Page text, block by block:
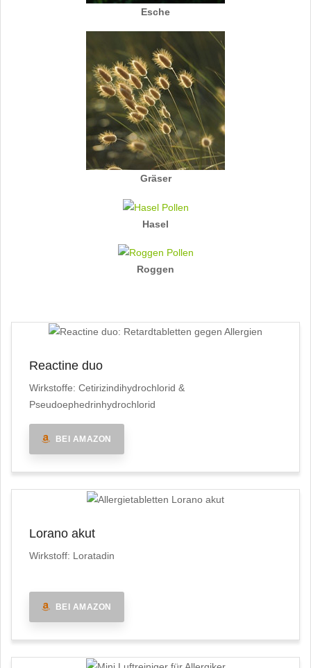
Esche
Gräser
Hasel
Roggen
Reactine duo
Wirkstoffe: Cetirizindihydrochlorid &
Pseudoephedrinhydrochlorid
BEI AMAZON
Lorano akut
Wirkstoff: Loratadin
BEI AMAZON